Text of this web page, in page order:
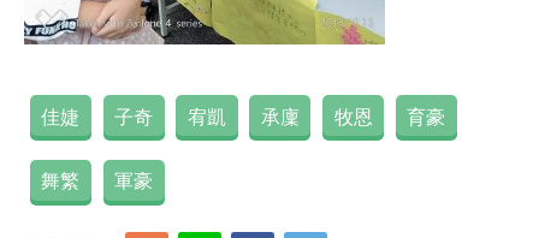
佳婕 子奇 宥凱 承廩 牧恩 育豪
舞繁 軍豪